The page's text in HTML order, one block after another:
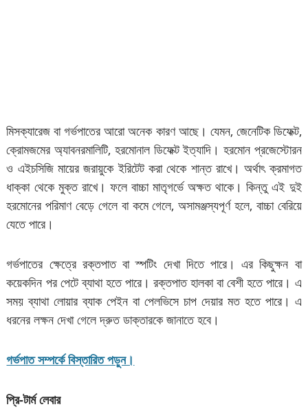
মিসক্যারেজ বা গর্ভপাতের আরো অনেক কারণ আছে। যেমন, জেনেটিক ডিফেক্ট,
ক্রোমজমের অ্যাবনরমালিটি, হরমোনাল ডিফেক্ট ইত্যাদি। হরমোন প্রজেস্টোরন
ও এইচসিজি মায়ের জরায়ুকে ইরিটেট করা থেকে শান্ত রাখে। অর্থাৎ ক্রমাগত
ধাক্কা থেকে মুক্ত রাখে। ফলে বাচ্চা মাতৃগর্ভে অক্ষত থাকে। কিন্তু এই দুই
হরমোনের পরিমাণ বেড়ে গেলে বা কমে গেলে, অসামঞ্জস্যপূর্ণ হলে, বাচ্চা বেরিয়ে
যেতে পারে।
গর্ভপাতের ক্ষেত্রে রক্তপাত বা স্পটিং দেখা দিতে পারে। এর কিছুক্ষন বা
কয়েকদিন পর পেটে ব্যাথা হতে পারে। রক্তপাত হালকা বা বেশী হতে পারে। এ
সময় ব্যাথা লোয়ার ব্যাক পেইন বা পেলভিসে চাপ দেয়ার মত হতে পারে। এ
ধরনের লক্ষন দেখা গেলে দ্রুত ডাক্তারকে জানাতে হবে।
গর্ভপাত সম্পর্কে বিস্তারিত পড়ুন।
প্রি-টার্ম লেবার